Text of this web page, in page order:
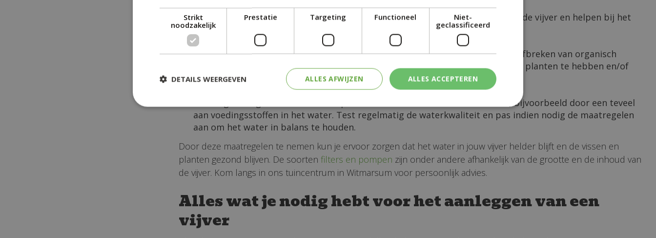
Gebruik vijverplanten | Vijverplanten zorgen voor een natuurlijk evenwicht in de vijver en helpen bij het
filteren van het water.
Zorg voor voldoende zuurstof in het water | Zuurstofrijk water helpt bij het afbreken van organisch
materiaal en zorgt voor een heldere vijver. Dit kun je bereiken door voldoende planten te hebben en/of
door een luchtsteen in de vijver te plaatsen.
Test regelmatig de waterkwaliteit | De waterkwaliteit kan snel veranderen, bijvoorbeeld door een teveel
aan voedingsstoffen in het water. Test regelmatig de waterkwaliteit en pas indien nodig de maatregelen
aan om het water in balans te houden.
Door deze maatregelen te nemen kun je ervoor zorgen dat het water in jouw vijver helder blijft en de vissen en
planten gezond blijven. De soorten filters en pompen zijn onder andere afhankelijk van de grootte en de inhoud van
de vijver. Kom langs in ons tuincentrum in Witmarsum voor persoonlijk advies.
Alles wat je nodig hebt voor het aanleggen van een
vijver
Strikt
noodzakelijk
Prestatie Targeting Functioneel
Niet-
geclassificeerd
ALLES ACCEPTEREN
ALLES AFWIJZEN
DETAILS WEERGEVEN